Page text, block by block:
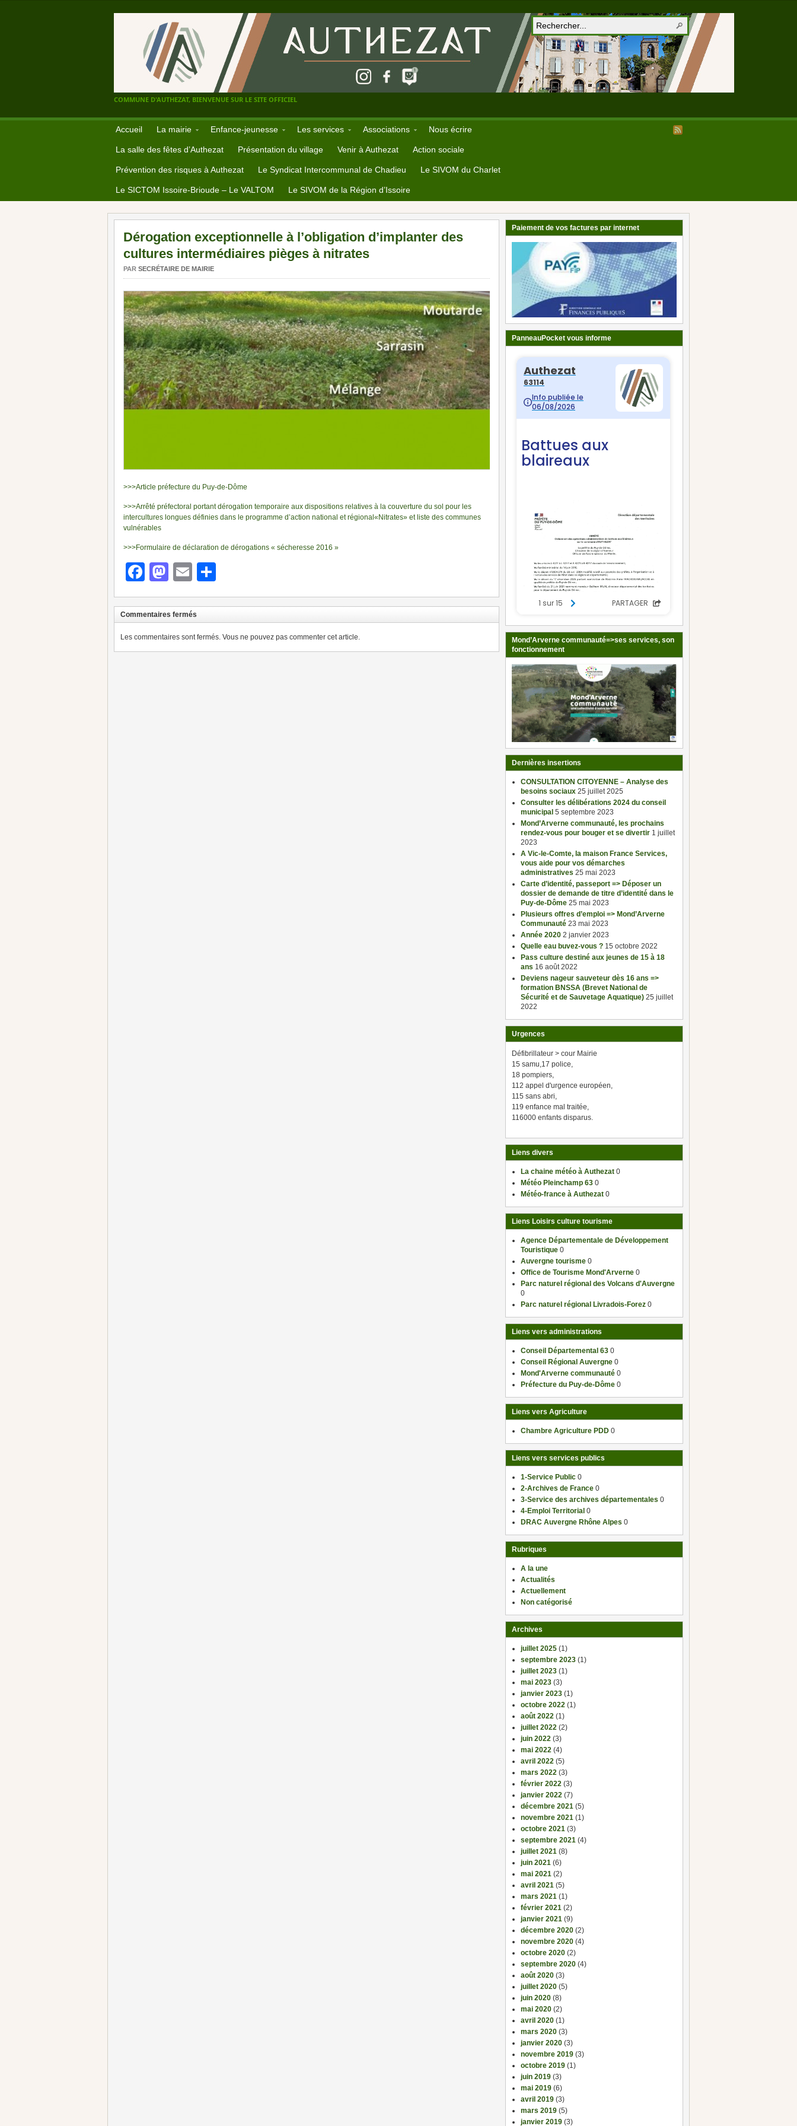
COMMUNE D'AUTHEZAT, BIENVENUE SUR LE SITE OFFICIEL
Accueil La mairie Enfance-jeunesse Les services Associations Nous écrire
La salle des fêtes d’Authezat Présentation du village Venir à Authezat Action sociale
Prévention des risques à Authezat Le Syndicat Intercommunal de Chadieu Le SIVOM du Charlet
Le SICTOM Issoire-Brioude – Le VALTOM Le SIVOM de la Région d’Issoire
Dérogation exceptionnelle à l’obligation d’implanter des
cultures intermédiaires pièges à nitrates
PAR SECRÉTAIRE DE MAIRIE
>>>Article préfecture du Puy-de-Dôme
>>>Arrêté préfectoral portant dérogation temporaire aux dispositions relatives à la couverture du sol pour les
intercultures longues définies dans le programme d’action national et régional«Nitrates» et liste des communes
vulnérables
>>>Formulaire de déclaration de dérogations « sécheresse 2016 »
Facebook
Mastodon
Email
Commentaires fermés
Les commentaires sont fermés. Vous ne pouvez pas commenter cet article.
Paiement de vos factures par internet
PanneauPocket vous informe
Mond’Arverne communauté=>ses services, son
fonctionnement
Dernières insertions
CONSULTATION CITOYENNE – Analyse des
besoins sociaux 25 juillet 2025
Consulter les délibérations 2024 du conseil
municipal 5 septembre 2023
Mond’Arverne communauté, les prochains
rendez-vous pour bouger et se divertir 1 juillet
2023
A Vic-le-Comte, la maison France Services,
vous aide pour vos démarches
administratives 25 mai 2023
Carte d’identité, passeport => Déposer un
dossier de demande de titre d’identité dans le
Puy-de-Dôme 25 mai 2023
Plusieurs offres d’emploi => Mond’Arverne
Communauté 23 mai 2023
Année 2020 2 janvier 2023
Quelle eau buvez-vous ? 15 octobre 2022
Pass culture destiné aux jeunes de 15 à 18
ans 16 août 2022
Deviens nageur sauveteur dès 16 ans =>
formation BNSSA (Brevet National de
Sécurité et de Sauvetage Aquatique) 25 juillet
2022
Urgences
Défibrillateur > cour Mairie
15 samu,17 police,
18 pompiers,
112 appel d'urgence européen,
115 sans abri,
119 enfance mal traitée,
116000 enfants disparus.
Liens divers
La chaine météo à Authezat 0
Météo Pleinchamp 63 0
Météo-france à Authezat 0
Liens Loisirs culture tourisme
Agence Départementale de Développement
Touristique 0
Auvergne tourisme 0
Office de Tourisme Mond'Arverne 0
Parc naturel régional des Volcans d'Auvergne
0
Parc naturel régional Livradois-Forez 0
Liens vers administrations
Conseil Départemental 63 0
Conseil Régional Auvergne 0
Mond'Arverne communauté 0
Préfecture du Puy-de-Dôme 0
Liens vers Agriculture
Chambre Agriculture PDD 0
Liens vers services publics
1-Service Public 0
2-Archives de France 0
3-Service des archives départementales 0
4-Emploi Territorial 0
DRAC Auvergne Rhône Alpes 0
Rubriques
A la une
Actualités
Actuellement
Non catégorisé
Archives
juillet 2025 (1)
septembre 2023 (1)
juillet 2023 (1)
mai 2023 (3)
janvier 2023 (1)
octobre 2022 (1)
août 2022 (1)
juillet 2022 (2)
juin 2022 (3)
mai 2022 (4)
avril 2022 (5)
mars 2022 (3)
février 2022 (3)
janvier 2022 (7)
décembre 2021 (5)
novembre 2021 (1)
octobre 2021 (3)
septembre 2021 (4)
juillet 2021 (8)
juin 2021 (6)
mai 2021 (2)
avril 2021 (5)
mars 2021 (1)
février 2021 (2)
janvier 2021 (9)
décembre 2020 (2)
novembre 2020 (4)
octobre 2020 (2)
septembre 2020 (4)
août 2020 (3)
juillet 2020 (5)
juin 2020 (8)
mai 2020 (2)
avril 2020 (1)
mars 2020 (3)
janvier 2020 (3)
novembre 2019 (3)
octobre 2019 (1)
juin 2019 (3)
mai 2019 (6)
avril 2019 (3)
mars 2019 (5)
janvier 2019 (3)